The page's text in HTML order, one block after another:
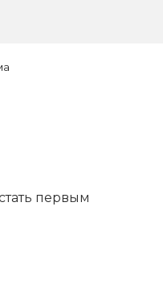
первым